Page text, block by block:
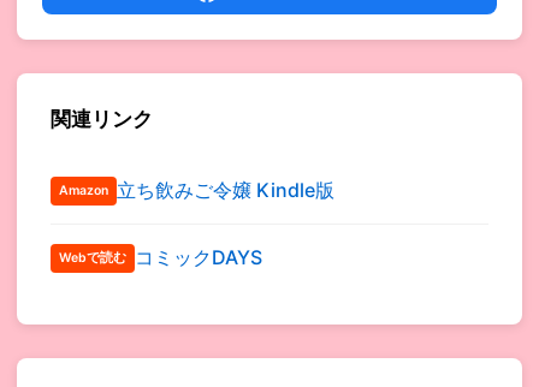
関連リンク
Amazon 立ち飲みご令嬢 Kindle版
Webで読む コミックDAYS